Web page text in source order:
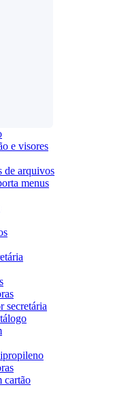
e visores
de arquivos
menus
secretária
cartão